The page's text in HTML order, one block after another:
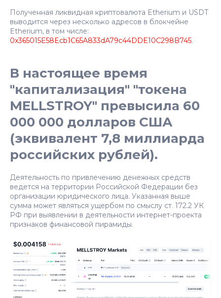
Полученная ликвидная криптовалюта Etherium и USDT
выводится через несколько адресов в блокчейне
Etherium, в том числе:
0x365015E58Ecb1C65A833dA79c44DDE10C298B745.
В настоящее время
"капитализация" "токена
MELLSTROY" превысила 60
000 000 долларов США
(эквивалент 7,8 миллиарда
российских рублей).
Деятельность по привлечению денежных средств
ведется на территории Российской Федерации без
организации юридического лица. Указанная выше
сумма может являться ущербом по смыслу ст. 172.2 УК
РФ при выявлении в деятельности интернет-проекта
признаков финансовой пирамиды.